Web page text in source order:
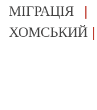
МІГРАЦІЯ |
ХОМСЬКИЙ |